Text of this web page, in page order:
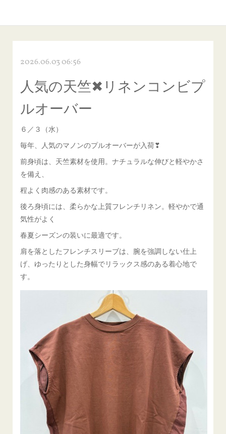
2026.06.03 06:56
人気の天竺✖リネンコンビプ
ルオーバー
６／３（水）
毎年、人気のマノンのプルオーバーが入荷❣
前身頃は、天竺素材を使用。ナチュラルな伸びと軽やかさ
を備え、
程よく肉感のある素材です。
後ろ身頃には、柔らかな上質フレンチリネン。軽やかで通
気性がよく
春夏シーズンの装いに最適です。
肩を落としたフレンチスリーブは、腕を強調しない仕上
げ、ゆったりとした身幅でリラックス感のある着心地で
す。